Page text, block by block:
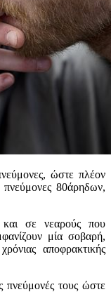
ώστε πλέον
πνεύμονες 80άρηδων,
και σε νεαρούς που
μία σοβαρή,
αποφρακτικής
πνεύμονές τους ώστε